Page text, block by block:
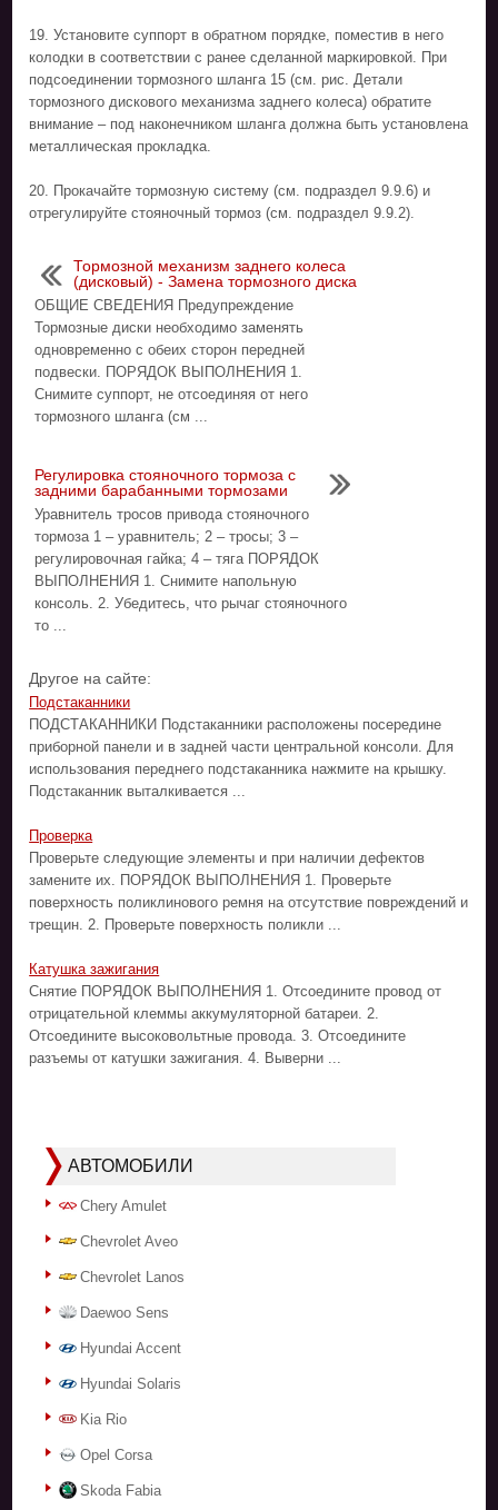
19. Установите суппорт в обратном порядке, поместив в него
колодки в соответствии с ранее сделанной маркировкой. При
подсоединении тормозного шланга 15 (см. рис. Детали
тормозного дискового механизма заднего колеса) обратите
внимание – под наконечником шланга должна быть установлена
металлическая прокладка.
20. Прокачайте тормозную систему (см. подраздел 9.9.6) и
отрегулируйте стояночный тормоз (см. подраздел 9.9.2).
Тормозной механизм заднего колеса
(дисковый) - Замена тормозного диска
ОБЩИЕ СВЕДЕНИЯ Предупреждение
Тормозные диски необходимо заменять
одновременно с обеих сторон передней
подвески. ПОРЯДОК ВЫПОЛНЕНИЯ 1.
Снимите суппорт, не отсоединяя от него
тормозного шланга (см ...
Регулировка стояночного тормоза с
задними барабанными тормозами
Уравнитель тросов привода стояночного
тормоза 1 – уравнитель; 2 – тросы; 3 –
регулировочная гайка; 4 – тяга ПОРЯДОК
ВЫПОЛНЕНИЯ 1. Снимите напольную
консоль. 2. Убедитесь, что рычаг стояночного
то ...
Другое на сайте:
Подстаканники
ПОДСТАКАННИКИ Подстаканники расположены посередине
приборной панели и в задней части центральной консоли. Для
использования переднего подстаканника нажмите на крышку.
Подстаканник выталкивается ...
Проверка
Проверьте следующие элементы и при наличии дефектов
замените их. ПОРЯДОК ВЫПОЛНЕНИЯ 1. Проверьте
поверхность поликлинового ремня на отсутствие повреждений и
трещин. 2. Проверьте поверхность поликли ...
Катушка зажигания
Снятие ПОРЯДОК ВЫПОЛНЕНИЯ 1. Отсоедините провод от
отрицательной клеммы аккумуляторной батареи. 2.
Отсоедините высоковольтные провода. 3. Отсоедините
разъемы от катушки зажигания. 4. Выверни ...
АВТОМОБИЛИ
Chery Amulet
Chevrolet Aveo
Chevrolet Lanos
Daewoo Sens
Hyundai Accent
Hyundai Solaris
Kia Rio
Opel Corsa
Skoda Fabia